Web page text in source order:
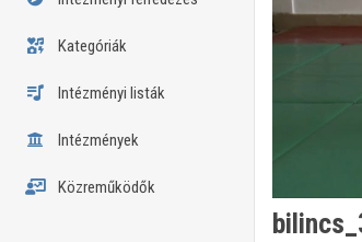
Kategóriák
Intézményi listák
Intézmények
Közreműködők